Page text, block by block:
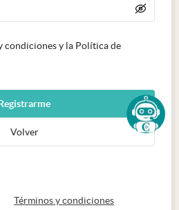
condiciones y la Política de
Volver
en nueva pestaña
Términos y condicionesabre en nueva